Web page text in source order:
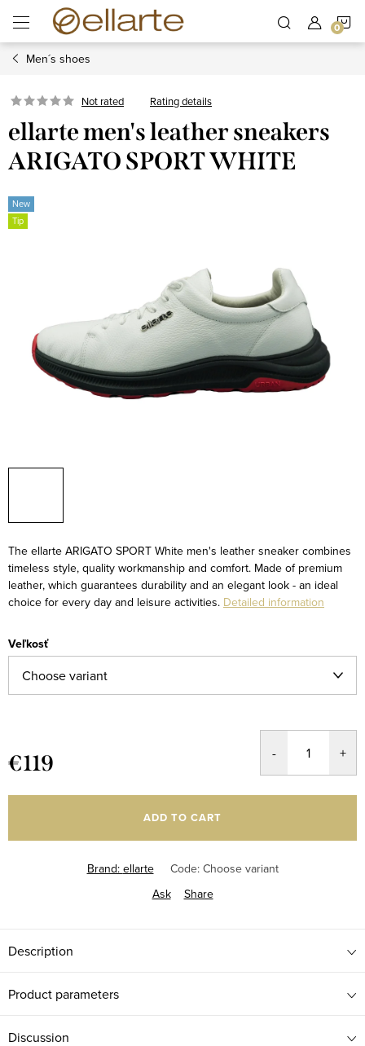
content
Men´s shoes
Not rated Rating details
ellarte men's leather sneakers
ARIGATO SPORT WHITE
New
Tip
The ellarte ARIGATO SPORT White men's leather sneaker combines
timeless style, quality workmanship and comfort. Made of premium
leather, which guarantees durability and an elegant look - an ideal
choice for every day and leisure activities. Detailed information
Veľkosť
€119
price:
ADD TO CART
Brand: ellarte Code: Choose variant
Ask
Share
Description
Product parameters
Discussion